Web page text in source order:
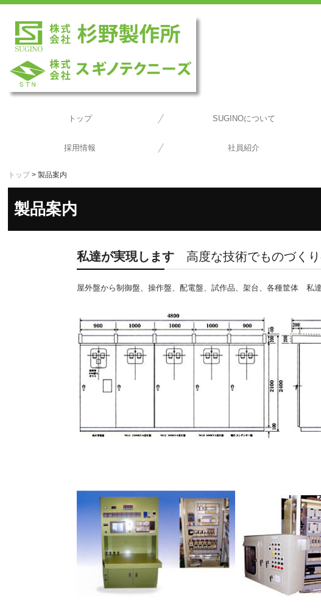
トップ SUGINOについて
株式会社杉野製作所
株式会社スギノテクニーズ
採用情報 社員紹介
トップ 製品案内
製品案内
私達が実現します高度な技術でものづくり
屋外盤から制御盤、操作盤、配電盤、試作品、架台、各種筐体 私